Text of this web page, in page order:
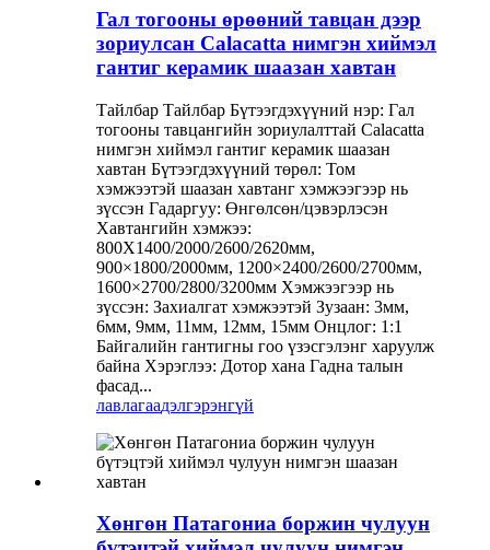
Гал тогооны өрөөний тавцан дээр
зориулсан Calacatta нимгэн хиймэл
гантиг керамик шаазан хавтан
Тайлбар Тайлбар Бүтээгдэхүүний нэр: Гал
тогооны тавцангийн зориулалттай Calacatta
нимгэн хиймэл гантиг керамик шаазан
хавтан Бүтээгдэхүүний төрөл: Том
хэмжээтэй шаазан хавтанг хэмжээгээр нь
зүссэн Гадаргуу: Өнгөлсөн/цэвэрлэсэн
Хавтангийн хэмжээ:
800X1400/2000/2600/2620мм,
900×1800/2000мм, 1200×2400/2600/2700мм,
1600×2700/2800/3200мм Хэмжээгээр нь
зүссэн: Захиалгат хэмжээтэй Зузаан: 3мм,
6мм, 9мм, 11мм, 12мм, 15мм Онцлог: 1:1
Байгалийн гантигны гоо үзэсгэлэнг харуулж
байна Хэрэглээ: Дотор хана Гадна талын
фасад...
лавлагаадэлгэрэнгүй
Хөнгөн Патагониа боржин чулуун